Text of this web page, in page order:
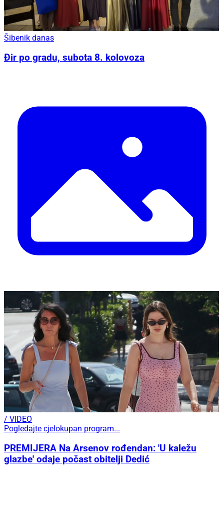
Šibenik danas
Đir po gradu, subota 8. kolovoza
/ VIDEO
Pogledajte cjelokupan program...
PREMIJERA Na Arsenov rođendan: 'U kaležu
glazbe' odaje počast obitelji Dedić